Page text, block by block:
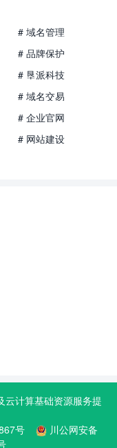
# 域名管理
# 品牌保护
# 垦派科技
# 域名交易
# 企业官网
# 网站建设
云计算基础资源服务提
号
川公网安备